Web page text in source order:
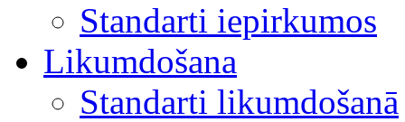
Standarti iepirkumos
Likumdošana
Standarti likumdošanā